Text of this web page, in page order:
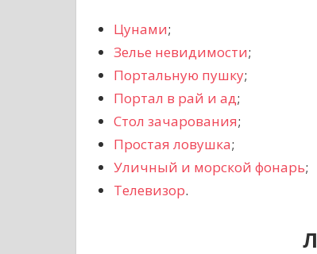
Цунами;
Зелье невидимости;
Портальную пушку;
Портал в рай и ад;
Стол зачарования;
Простая ловушка;
Уличный и морской фонарь;
Телевизор.